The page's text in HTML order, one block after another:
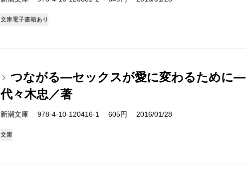
文庫電子書籍あり
つながる―セックスが愛に変わるために―
代々木忠／著
新潮文庫 978-4-10-120416-1 605円 2016/01/28
文庫